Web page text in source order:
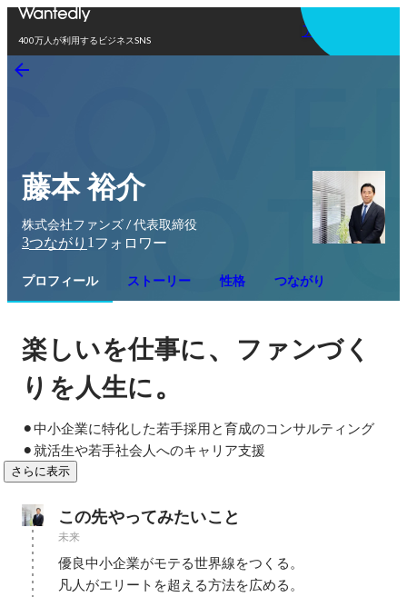
400万人が利用するビジネスSNS
アプリを使う
藤本 裕介
株式会社ファンズ / 代表取締役
3つながり 1 フォロワー
プロフィール ストーリー 性格 つながり
楽しいを仕事に、
ファンづく
りを人生に。
⚫︎中小企業に特化した若手採用と育成のコンサルティング
⚫︎就活生や若手社会人へのキャリア支援
さらに表示
この先やってみたいこと
未来
優良中小企業がモテる世界線をつくる。
凡人がエリートを超える方法を広める。